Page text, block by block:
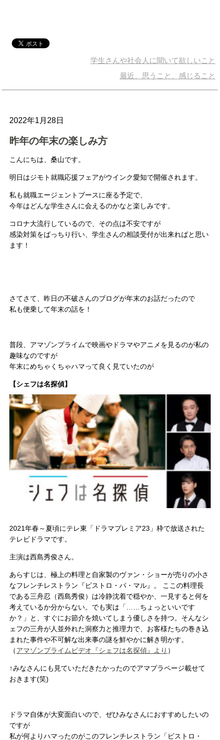
学生さんや社会人に聞いて欲しいこと
最近、思うこと、感じること
2022年1月28日
昨年の年末の楽しみ方
こんにちは、桑山です。
明日はジモト就職応援フェアがウインク愛知で開催されます。
私も就職エージェントブースに座る予定で、
今年はどんな学生さんに会えるのかなと楽しみです。
コロナ大流行しているので、その点は不安ですが
感染対策をばっちり行い、学生さんの相談受付が出来ればと思い
ます！
さてさて、昨日の不破さんのブログが年末のお話だったので
私も便乗して年末の話を！
普段、アマゾンプライムで映画やドラマやアニメを見るのが私の
趣味なのですが
年末にめちゃくちゃハマって良く見ていたのが
【シェフは名探偵】
2021年春～夏頃にテレ東「ドラマプレミア23」枠で放送された
テレビドラマです。
主演は西島秀俊さん。
あらすじは、極上の料理と自家製のヴァン・ショーが売りの小さ
なフレンチレストラン『ビストロ・パ・マル』。 ここの料理長
である三舟忍（西島秀俊）は冷静沈着で穏やか、一見すると何を
考えているか分からない。でも実は「……ちょっといいです
か？」と、すぐにお節介を焼いてしまう優しさを持つ。そんなシ
ェフの三舟が人並外れた洞察力と推理力で、お客様たちの巻き込
まれた事件や不可解な出来事の謎を鮮やかに解き明かす。
（アマゾンプライムビデオ『シェフは名探偵』より ）
↑みなさんにも見ていただきたかったのでアマプラページ載せて
おきます(笑)
ドラマ自体が大変面白いので、ぜひみなさんにおすすめしたいの
ですが
私が何よりハマったのがこのフレンチレストラン「ビストロ・